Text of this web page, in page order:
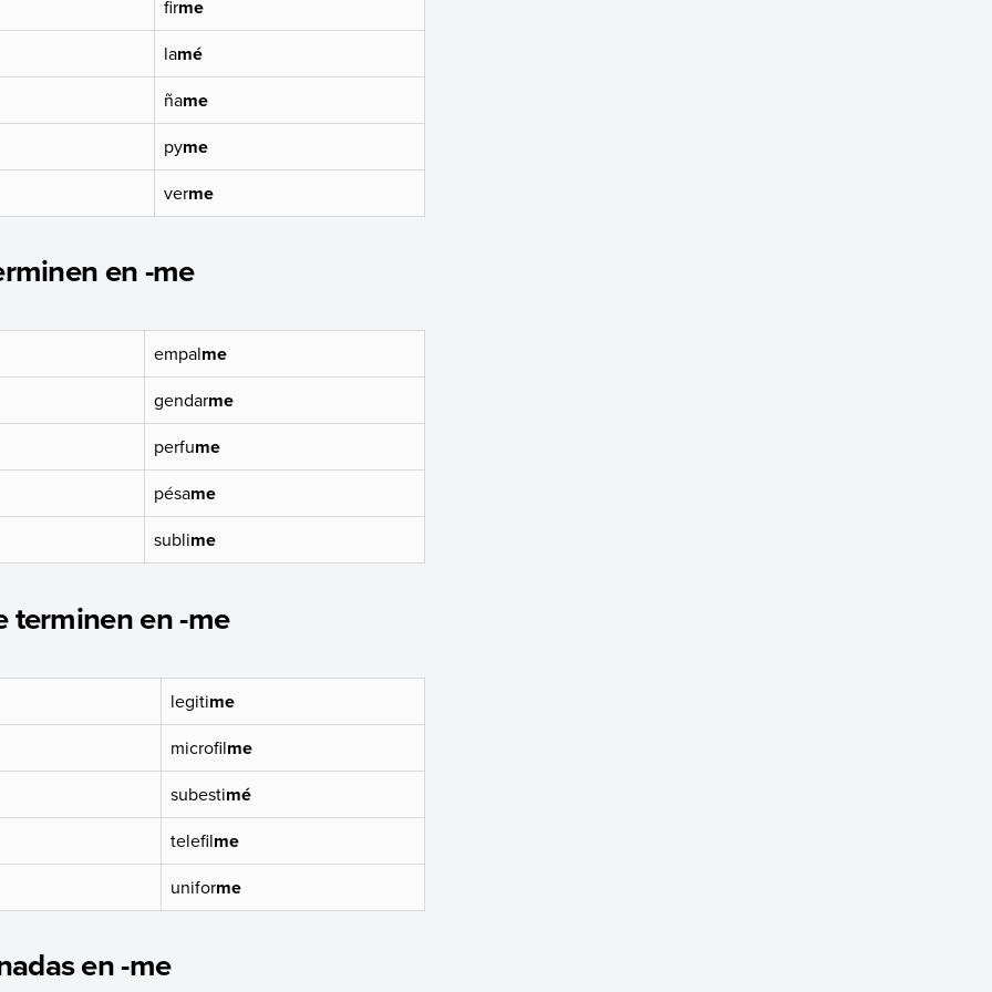
firme
lamé
ñame
pyme
verme
en -me
empalme
gendarme
perfume
pésame
sublime
terminen en -me
legitime
microfilme
subestimé
telefilme
uniforme
en -me